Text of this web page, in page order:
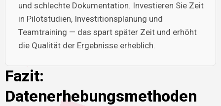
und schlechte Dokumentation. Investieren Sie Zeit
in Pilotstudien, Investitionsplanung und
Teamtraining — das spart später Zeit und erhöht
die Qualität der Ergebnisse erheblich.
Fazit:
Datenerhebungsmethoden